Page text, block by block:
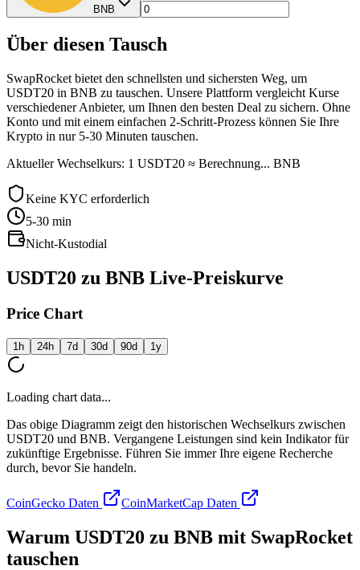
BNB
Über diesen Tausch
SwapRocket bietet den schnellsten und sichersten Weg, um
USDT20 in BNB zu tauschen. Unsere Plattform vergleicht Kurse
verschiedener Anbieter, um Ihnen den besten Deal zu sichern. Ohne
Konto und mit einem einfachen 2-Schritt-Prozess können Sie Ihre
Krypto in nur 5-30 Minuten tauschen.
Aktueller Wechselkurs: 1 USDT20 ≈ Berechnung... BNB
Keine KYC erforderlich
5-30 min
Nicht-Kustodial
USDT20 zu BNB Live-Preiskurve
Price Chart
1h 24h 7d 30d 90d 1y
Loading chart data...
Das obige Diagramm zeigt den historischen Wechselkurs zwischen
USDT20 und BNB. Vergangene Leistungen sind kein Indikator für
zukünftige Ergebnisse. Führen Sie immer Ihre eigene Recherche
durch, bevor Sie handeln.
CoinGecko Daten CoinMarketCap Daten
Warum USDT20 zu BNB mit SwapRocket
tauschen